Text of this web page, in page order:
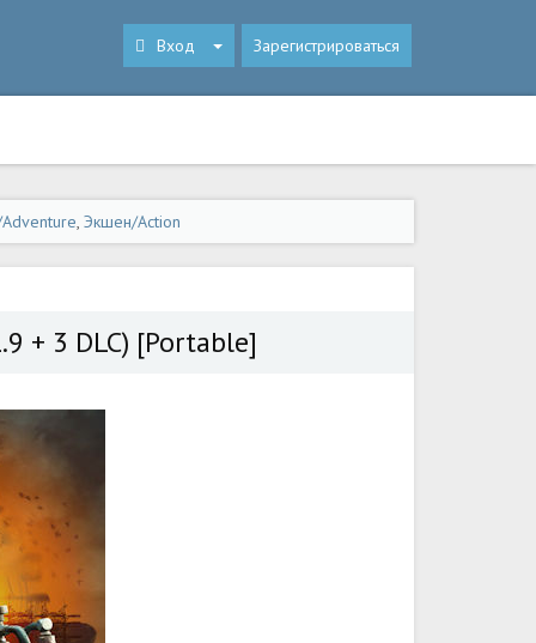
Вход Зарегистрироваться
, Экшен/Action
+ 3 DLC) [Portable]